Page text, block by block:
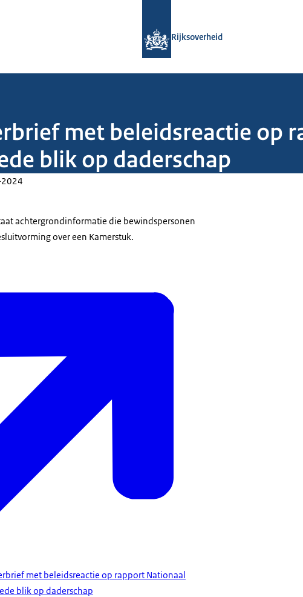
Rijksoverheid
met beleidsreactie op
blik op daderschap
achtergrondinformatie die bewindspersonen
over een Kamerstuk.
met beleidsreactie op rapport Nationaal
blik op daderschap